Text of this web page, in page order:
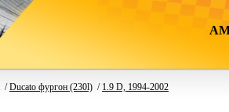
/Ducato фургон (230l) / 1.9 D, 1994-2002